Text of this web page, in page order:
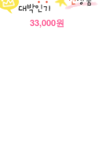
33,000원